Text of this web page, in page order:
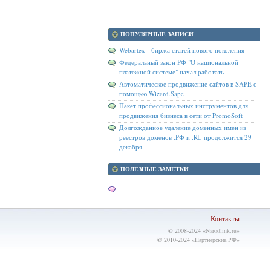
ПОПУЛЯРНЫЕ ЗАПИСИ
Webartex - биржа статей нового поколения
Федеральный закон РФ "О национальной
платежной системе" начал работать
Автоматическое продвижение сайтов в SAPE с
помощью Wizard.Sape
Пакет профессиональных инструментов для
продвижения бизнеса в сети от PromoSoft
Долгожданное удаление доменных имен из
реестров доменов .РФ и .RU продолжится 29
декабря
ПОЛЕЗНЫЕ ЗАМЕТКИ
Контакты
© 2008-2024 «Narodlink.ru»
© 2010-2024 «Партнерские.РФ»